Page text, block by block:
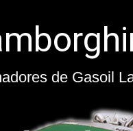
de Gasoil